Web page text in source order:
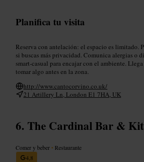
Planifica tu visita
Reserva con antelación: el espacio es limitado.
si buscas más privacidad. Comunica alergias o
smart-casual para encajar con el ambiente.
tomar algo antes en la zona.
http://www.cantocorvino.co.uk/
21 Artillery Ln, London E1 7HA, UK
The Cardinal Bar &
Comer y beber • Restaurante
4,8